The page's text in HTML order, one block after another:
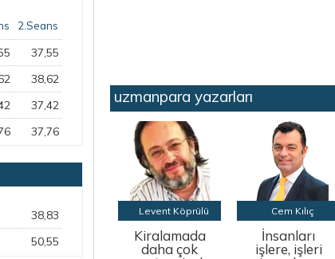
2.Seans
37,55
38,62
37,42
37,76
38,83
50,55
uzmanpara yazarları
Levent Köprülü
Kiralamada
daha çok
Cem Kılıç
İnsanları
işlere, işleri